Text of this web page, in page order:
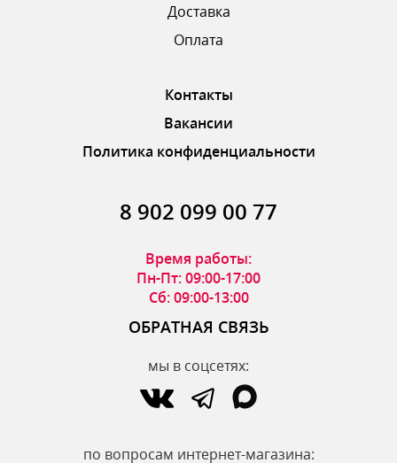
ОТПРАВИТЬ ОТЗЫВ
Доставка
Оплата
Контакты
Вакансии
Политика конфиденциальности
8 902 099 00 77
Время работы:
Пн-Пт: 09:00-17:00
Сб: 09:00-13:00
ОБРАТНАЯ СВЯЗЬ
мы в соцсетях:
по вопросам интернет-магазина: